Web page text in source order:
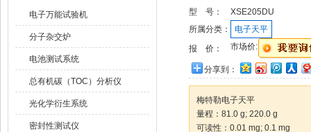
电子万能试验机
分子杂交炉
电池测试系统
总有机碳（TOC）分析仪
光化学衍生系统
密封性测试仪
型 号：
XSE205DU
所属分类：
电子天平
报 价：
市场价:
分享到：
梅特勒电子天平
量程：81.0 g; 220.0 g
可读性：0.01 mg; 0.1 mg